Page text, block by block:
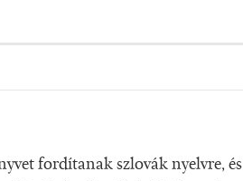
fordítanak szlovák nyelvre, és